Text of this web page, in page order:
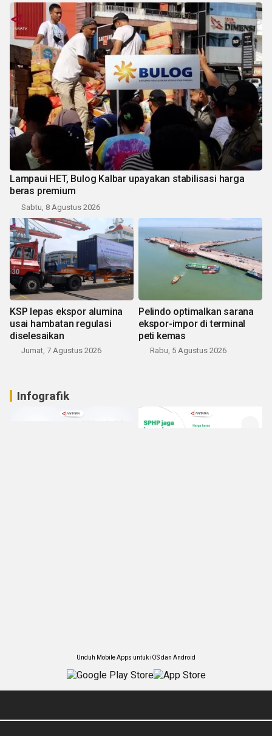
Lampaui HET, Bulog Kalbar upayakan stabilisasi harga
beras premium
Sabtu, 8 Agustus 2026
KSP lepas ekspor alumina
usai hambatan regulasi
diselesaikan
Jumat, 7 Agustus 2026
Pelindo optimalkan sarana
ekspor-impor di terminal
peti kemas
Rabu, 5 Agustus 2026
Infografik
Unduh Mobile Apps untuk iOS dan Android